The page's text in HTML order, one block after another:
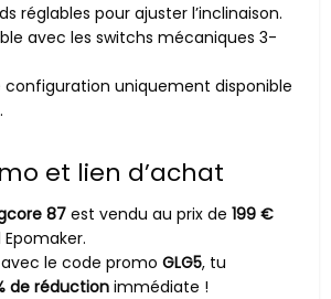
réglables pour ajuster l’inclinaison.
avec les switchs mécaniques 3-
configuration uniquement disponible
et lien d’achat
87 est vendu au prix de199 €
avec le code promoGLG5, tu
de réduction immédiate !